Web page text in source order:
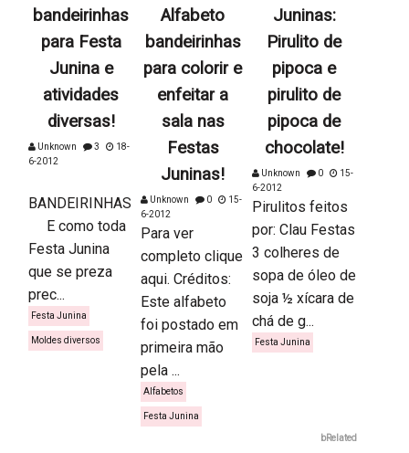
bandeirinhas
para Festa
Junina e
atividades
diversas!
Unknown 3
18-
6-2012
BANDEIRINHAS
E como toda
Festa Junina
que se preza
prec...
Festa Junina
Moldes diversos
Alfabeto
bandeirinhas
para colorir e
enfeitar a
sala nas
Festas
Juninas!
Unknown 0
15-
6-2012
Para ver
completo clique
aqui. Créditos:
Este alfabeto
foi postado em
primeira mão
pela ...
Alfabetos
Festa Junina
Juninas:
Pirulito de
pipoca e
pirulito de
pipoca de
chocolate!
Unknown 0
15-
6-2012
Pirulitos feitos
por: Clau Festas
3 colheres de
sopa de óleo de
soja ½ xícara de
chá de g...
Festa Junina
bRelated